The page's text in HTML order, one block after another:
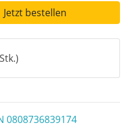
Jetzt bestellen
0808736839174